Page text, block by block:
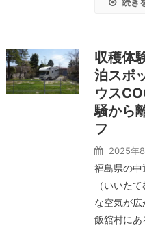
収穫体
泊スポ
ウス
騒から
フ
2025年
福島県の
（いいた
な空気が広
飯舘村にあ